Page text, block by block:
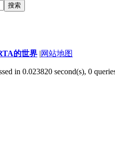
搜索
的世界 |网站地图
in 0.023820 second(s), 0